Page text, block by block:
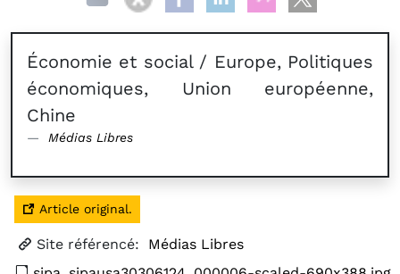
Économie et social / Europe, Politiques
économiques, Union européenne,
Chine
Médias Libres
Article original.
Site référencé:
Médias Libres